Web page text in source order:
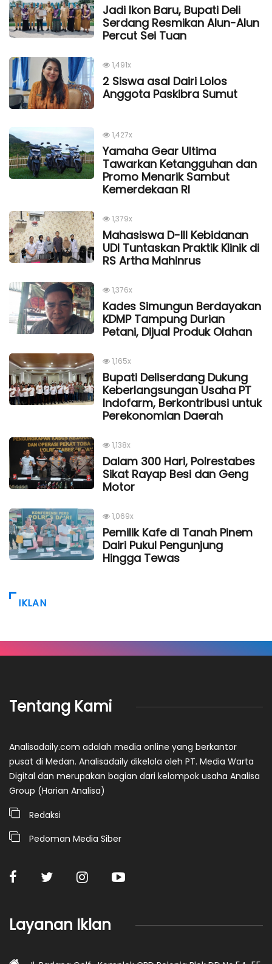
Jadi Ikon Baru, Bupati Deli
Serdang Resmikan Alun-Alun
Percut Sei Tuan
1,491x
2 Siswa asal Dairi Lolos
Anggota Paskibra Sumut
1,427x
Yamaha Gear Ultima
Tawarkan Ketangguhan dan
Promo Menarik Sambut
Kemerdekaan Rl
1,379x
Mahasiswa D-III Kebidanan
UDI Tuntaskan Praktik Klinik di
RS Artha Mahinrus
1,376x
Kades Simungun Berdayakan
KDMP Tampung Durian
Petani, Dijual Produk Olahan
1,165x
Bupati Deliserdang Dukung
Keberlangsungan Usaha PT
Indofarm, Berkontribusi untuk
Perekonomian Daerah
1,138x
Dalam 300 Hari, Polrestabes
Sikat Rayap Besi dan Geng
Motor
1,069x
Pemilik Kafe di Tanah Pinem
Dairi Pukul Pengunjung
Hingga Tewas
IKLAN
Tentang Kami
Analisadaily.com adalah media online yang berkantor
pusat di Medan. Analisadaily dikelola oleh PT. Media Warta
Digital dan merupakan bagian dari kelompok usaha Analisa
Group (Harian Analisa)
Redaksi
Pedoman Media Siber
Layanan Iklan